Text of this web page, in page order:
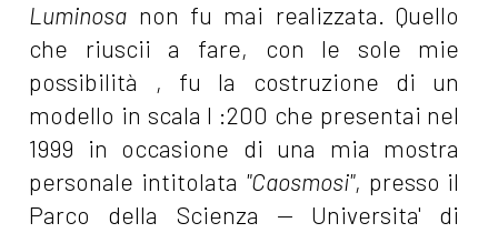
Luminosa non fu mai realizzata. Quello
che riuscii a fare, con le sole mie
possibilità , fu la costruzione di un
modello in scala I :200 che presentai nel
1999 in occasione di una mia mostra
personale intitolata "Caosmosi", presso il
Parco della Scienza — Universita' di